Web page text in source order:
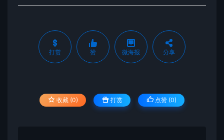
打赏 赞 微海报 分享
收藏 (0) 打赏 点赞 (0)